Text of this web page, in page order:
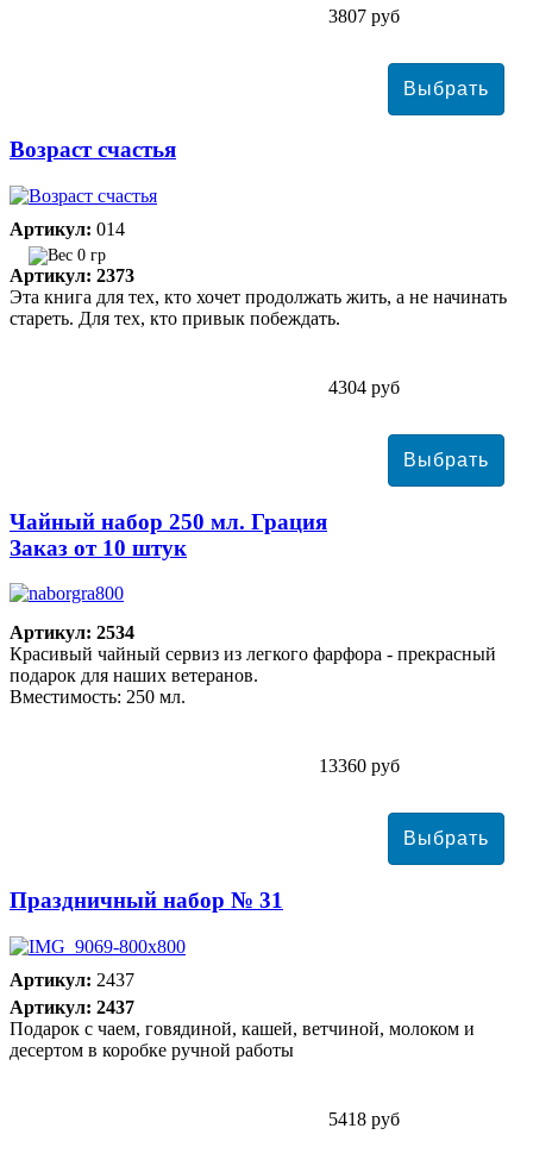
3807 руб
Возраст счастья
Артикул: 014
0 гр
Артикул: 2373
Эта книга для тех, кто хочет продолжать жить, а не начинать
стареть. Для тех, кто привык побеждать.
4304 руб
Чайный набор 250 мл. Грация
Заказ от 10 штук
Артикул: 2534
Красивый чайный сервиз из легкого фарфора - прекрасный
подарок для наших ветеранов.
Вместимость: 250 мл.
13360 руб
Праздничный набор № 31
Артикул: 2437
Артикул: 2437
Подарок с чаем, говядиной, кашей, ветчиной, молоком и
десертом в коробке ручной работы
5418 руб